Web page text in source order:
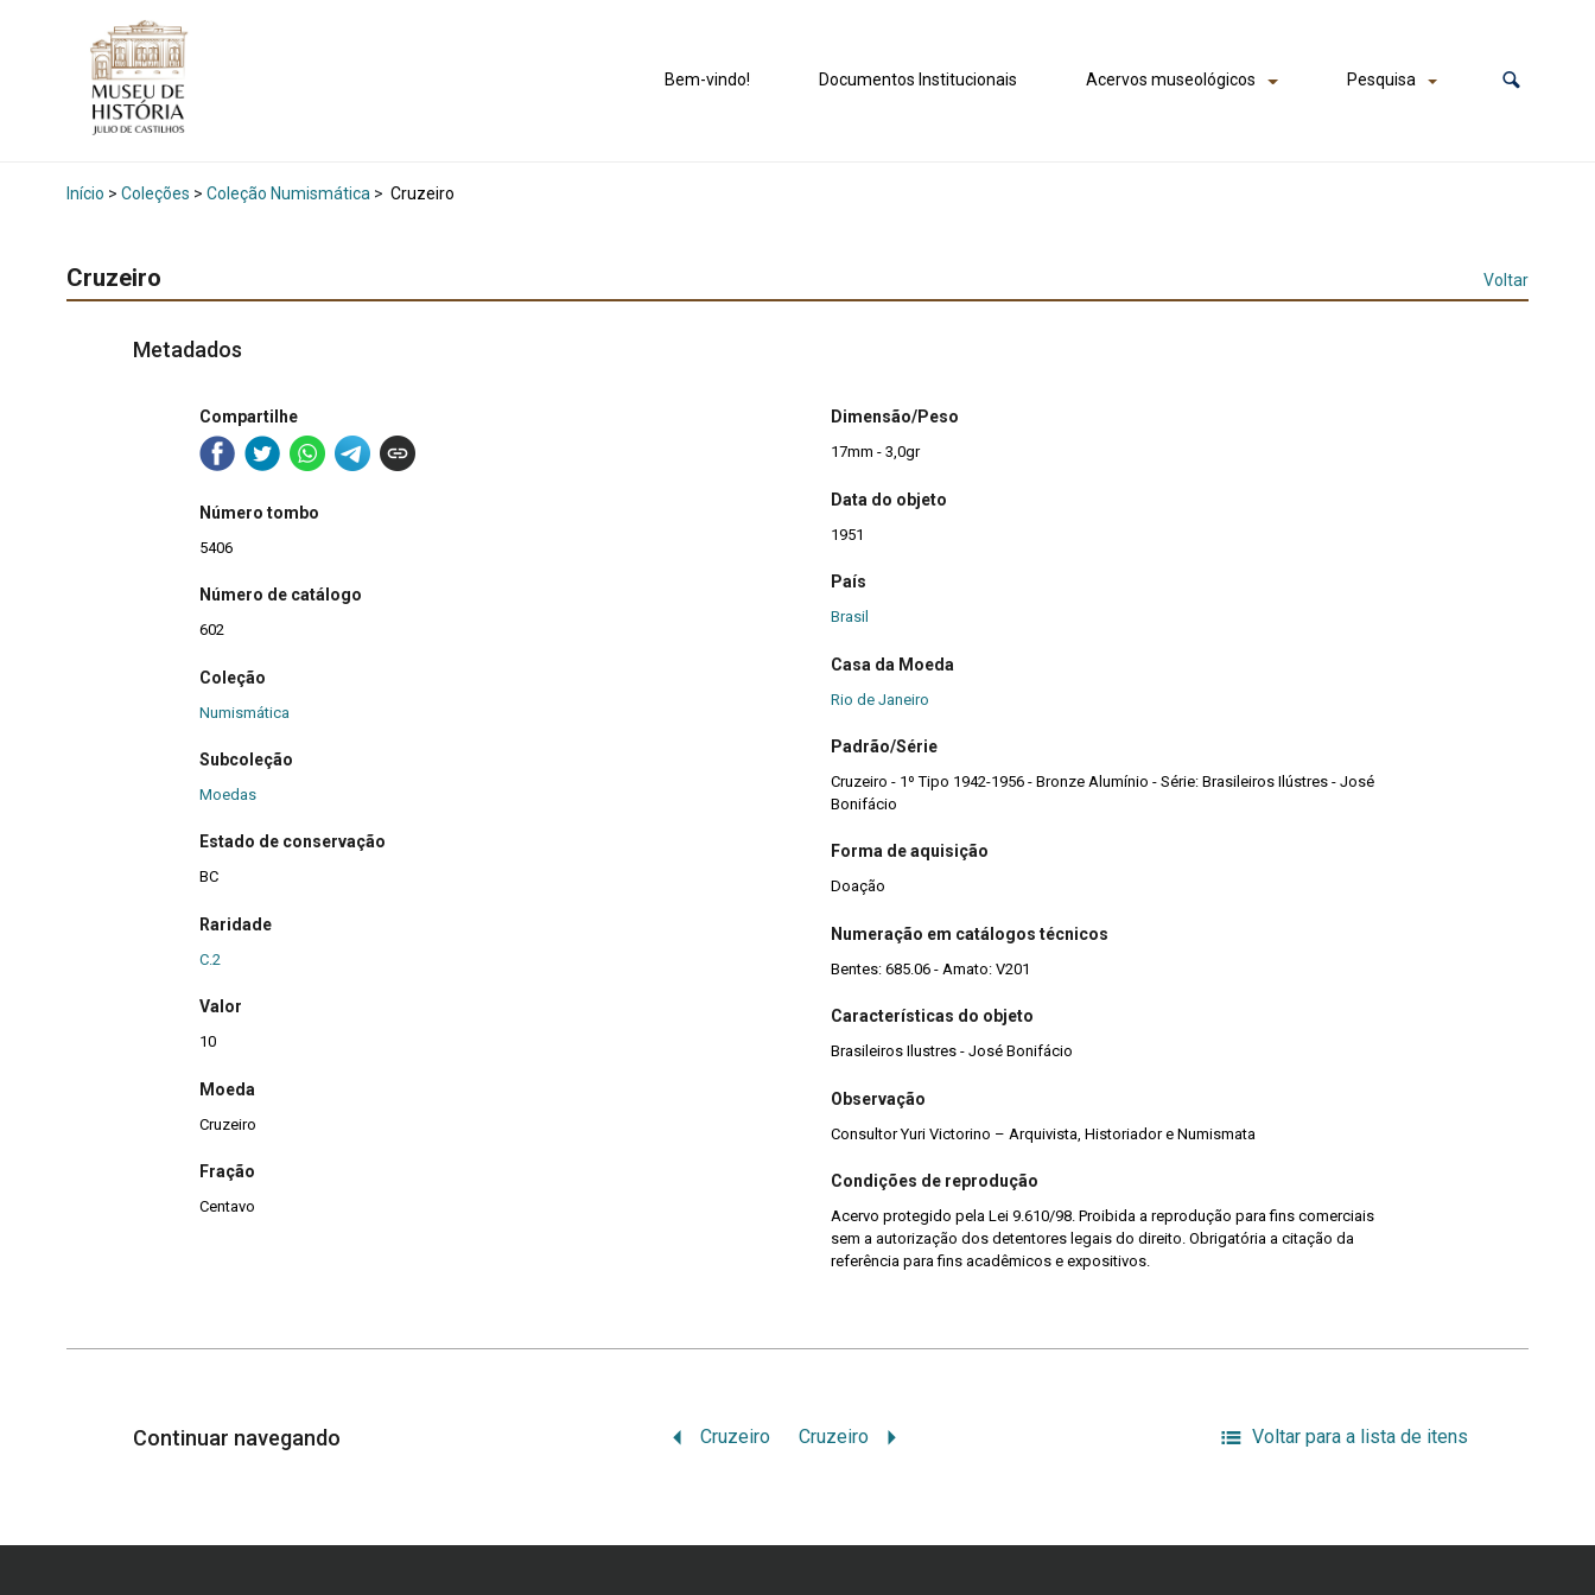
Bem-vindo! Documentos Institucionais Acervos museológicos Pesquisa
Início > Coleções > Coleção Numismática > Cruzeiro
Cruzeiro Voltar
Metadados
Compartilhe
Número tombo
5406
Número de catálogo
602
Coleção
Numismática
Subcoleção
Moedas
Estado de conservação
BC
Raridade
C.2
Valor
10
Moeda
Cruzeiro
Fração
Centavo
Dimensão/Peso
17mm - 3,0gr
Data do objeto
1951
País
Brasil
Casa da Moeda
Rio de Janeiro
Padrão/Série
Cruzeiro - 1º Tipo 1942-1956 - Bronze Alumínio - Série: Brasileiros Ilústres - José
Bonifácio
Forma de aquisição
Doação
Numeração em catálogos técnicos
Bentes: 685.06 - Amato: V201
Características do objeto
Brasileiros Ilustres - José Bonifácio
Observação
Consultor Yuri Victorino – Arquivista, Historiador e Numismata
Condições de reprodução
Acervo protegido pela Lei 9.610/98. Proibida a reprodução para fins comerciais
sem a autorização dos detentores legais do direito. Obrigatória a citação da
referência para fins acadêmicos e expositivos.
Continuar navegando Cruzeiro Cruzeiro Voltar para a lista de itens